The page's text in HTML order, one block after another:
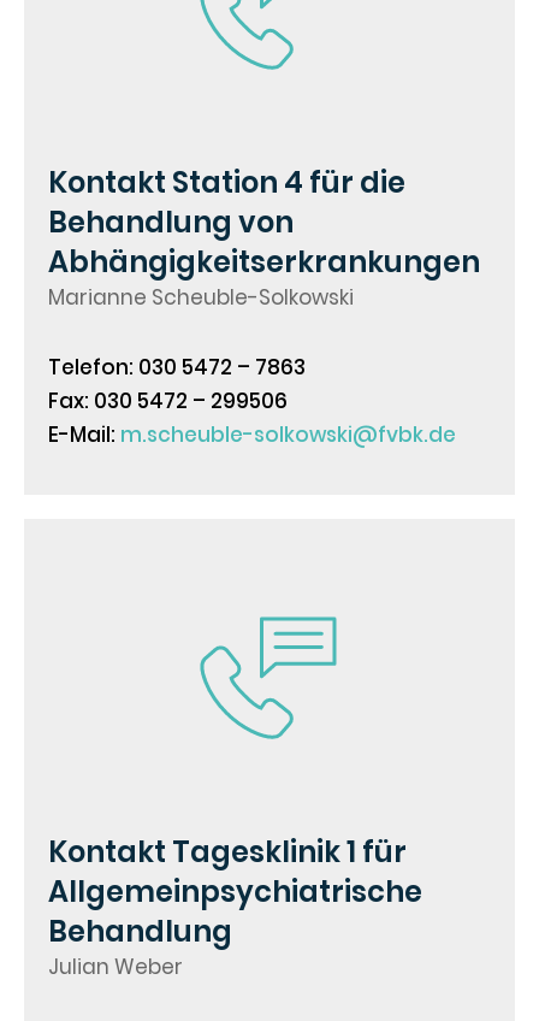
Kontakt Station 4 für die
Behandlung von
Abhängigkeitserkrankungen
Marianne Scheuble-Solkowski
Telefon: 030 5472 – 7863
Fax: 030 5472 – 299506
E-Mail: m.scheuble-solkowski@fvbk.de
Kontakt Tagesklinik 1 für
Allgemeinpsychiatrische
Behandlung
Julian Weber